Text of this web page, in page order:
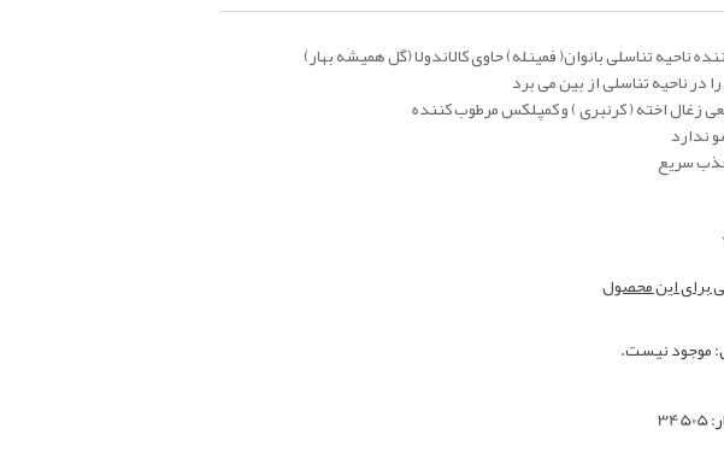
ناحیه تناسلی بانوان( فمینله) حاوی کالاندولا (گل همیشه بهار)
ناحیه تناسلی از بین می برد
زغال اخته ( کرنبری ) و کمپلکس مرطوب کننده
ندارد
سریع
برای این محصول
موجود نیست.
34505